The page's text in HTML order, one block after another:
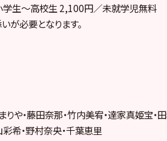
生～高校生 2,100円／未就学児無料
必要となります。
や・藤田奈那・竹内美宥・達家真姫宝・
希・野村奈央・千葉恵里